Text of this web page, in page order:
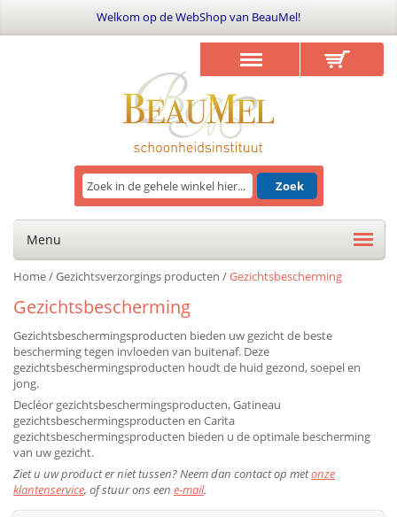
Welkom op de WebShop van BeauMel!
Zoek
Menu
Home/Gezichtsverzorgings producten /Gezichtsbescherming
Gezichtsbescherming
Gezichtsbeschermingsproducten bieden uw gezicht de beste
bescherming tegen invloeden van buitenaf. Deze
gezichtsbeschermingsproducten houdt de huid gezond, soepel en
jong.
Decléor gezichtsbeschermingsproducten, Gatineau
gezichtsbeschermingsproducten en Carita
gezichtsbeschermingsproducten bieden u de optimale bescherming
van uw gezicht.
Ziet u uw product er niet tussen? Neem dan contact op metonze
klantenservice, of stuur ons een e-mail.